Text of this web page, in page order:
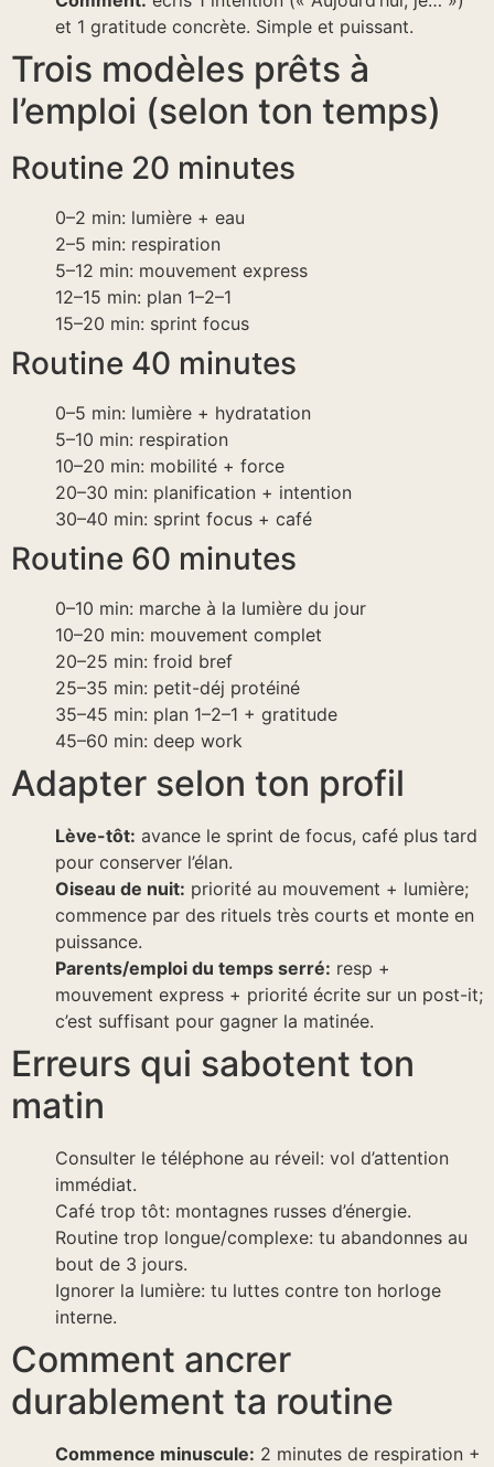
et 1 gratitude concrète. Simple et puissant.
Trois modèles prêts à
l’emploi (selon ton temps)
Routine 20 minutes
0–2 min: lumière + eau
2–5 min: respiration
5–12 min: mouvement express
12–15 min: plan 1–2–1
15–20 min: sprint focus
Routine 40 minutes
0–5 min: lumière + hydratation
5–10 min: respiration
10–20 min: mobilité + force
20–30 min: planification + intention
30–40 min: sprint focus + café
Routine 60 minutes
0–10 min: marche à la lumière du jour
10–20 min: mouvement complet
20–25 min: froid bref
25–35 min: petit-déj protéiné
35–45 min: plan 1–2–1 + gratitude
45–60 min: deep work
Adapter selon ton profil
Lève-tôt: avance le sprint de focus, café plus tard
pour conserver l’élan.
Oiseau de nuit: priorité au mouvement + lumière;
commence par des rituels très courts et monte en
puissance.
Parents/emploi du temps serré: resp +
mouvement express + priorité écrite sur un post-it;
c’est suffisant pour gagner la matinée.
Erreurs qui sabotent ton
matin
Consulter le téléphone au réveil: vol d’attention
immédiat.
Café trop tôt: montagnes russes d’énergie.
Routine trop longue/complexe: tu abandonnes au
bout de 3 jours.
Ignorer la lumière: tu luttes contre ton horloge
interne.
Comment ancrer
durablement ta routine
Commence minuscule: 2 minutes de respiration +